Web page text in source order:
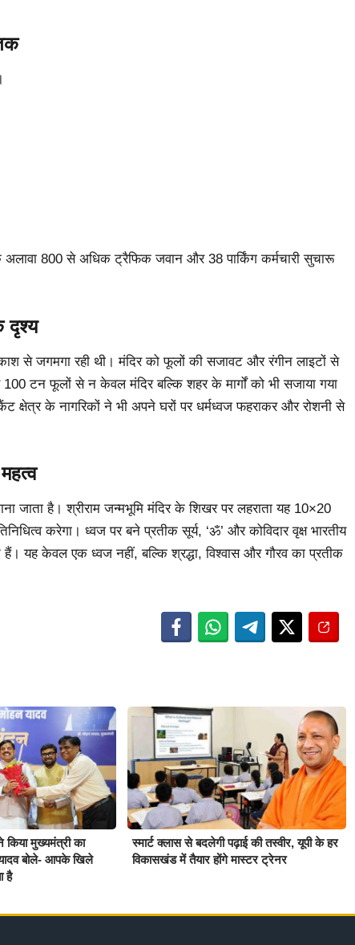
800 से अधिक ट्रैफिक जवान और 38 पार्किंग कर्मचारी सुचारू
दृश्य
से जगमगा रही थी। मंदिर को फूलों की सजावट और रंगीन लाइटों से
टन फूलों से न केवल मंदिर बल्कि शहर के मार्गों को भी सजाया गया
क्षेत्र के नागरिकों ने भी अपने घरों पर धर्मध्वज फहराकर और रोशनी से
जाता है। श्रीराम जन्मभूमि मंदिर के शिखर पर लहराता यह 10×20
करेगा। ध्वज पर बने प्रतीक सूर्य, ‘ॐ’ और कोविदार वृक्ष भारतीय
यह केवल एक ध्वज नहीं, बल्कि श्रद्धा, विश्वास और गौरव का प्रतीक
किया मुख्यमंत्री का
बोले- आपके खिले
है
स्मार्ट क्लास से बदलेगी पढ़ाई की तस्वीर, यूपी के हर
विकासखंड में तैयार होंगे मास्टर ट्रेनर